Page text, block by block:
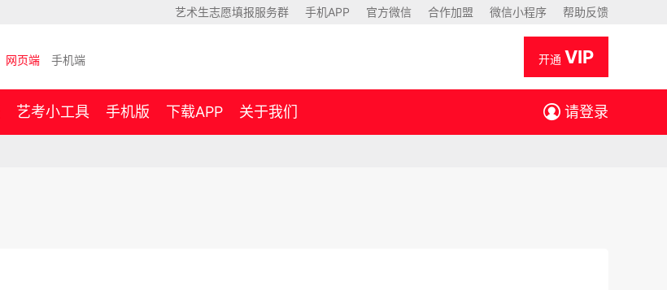
艺术生志愿填报服务群 手机APP 官方微信 合作加盟 微信小程序 帮助反馈
网页端 手机端 开通 VIP
艺考小工具 手机版 下载APP 关于我们 请登录